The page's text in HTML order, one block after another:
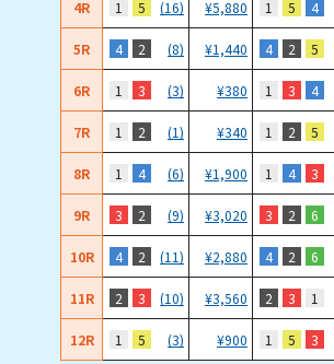
4R 1 5 (16) ¥5,880 1 5 4
5R 4 2 (8) ¥1,440 4 2 5
6R 1 3 (3) ¥380 1 3 4
7R 1 2 (1) ¥340 1 2 5
8R 1 4 (6) ¥1,900 1 4 3
9R 3 2 (9) ¥3,020 3 2 6
10R 4 2 (11) ¥2,880 4 2 6
11R 2 3 (10) ¥3,560 2 3 1
12R 1 5 (3) ¥900 1 5 3